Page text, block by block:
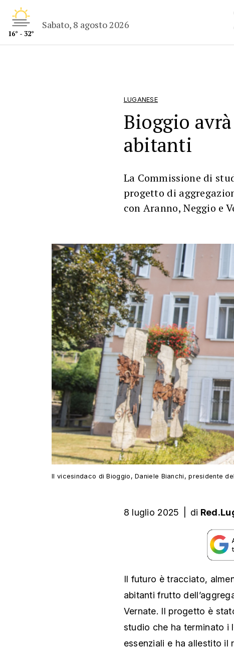
16° - 32°
Sabato, 8 agosto 2026
LUGANESE
Bioggio
abitanti
La Commissione di
progetto di
con Aranno, Neggio e
Il vicesindaco di Bioggio, Daniele Bianchi, presidente
8 luglio 2025 di
Il futuro è tracciato,
abitanti frutto
Vernate. Il progetto è
studio che ha terminato i
essenziali e ha allestito il